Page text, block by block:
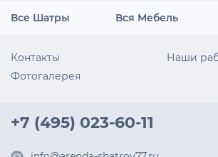
Все Шатры Вся Мебель
Контакты
Наши
Фотогалерея
+7 (495) 023-60-11